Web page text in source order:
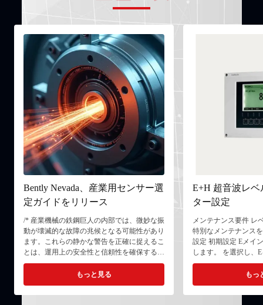
Bently Nevada、産業用センサー選
定ガイドをリリース
/* 産業機械の鉄鋼巨人の内部では、微妙な振
動が壊滅的な故障の兆候となる可能性があり
ます。これらの静かな警告を正確に捉えるこ
とは、運用上の安全性と信頼性を確保するた
めに不可欠です。Bently Nevada,, は、振動監
視における深い専門知識を活用して、高性能
の加速度および速度センサーを提供し、産業
機器向けの堅牢な状態監視ソリューションを
もっと見る
E+H 超音波レ
ター設定
メンテナンス要件​ レ
特別なメンテナンス
設定​ ​初期設定​ ​E​​メイ
します。 ​を選択し、​
ニュー​ ​E​​（フラット
を選択します。 ​E​​を
ートル（m）​​を押し
（例：​ ​E​ ​E​​を押しま
もっ